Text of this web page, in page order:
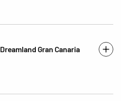
Dreamland Gran Canaria